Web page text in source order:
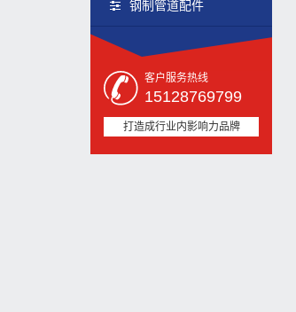
钢制管道配件
客户服务热线
15128769799
打造成行业内影响力品牌